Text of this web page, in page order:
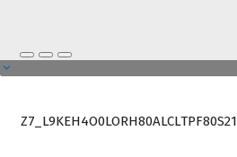
Z7_L9KEH4O0LORH80ALCLTPF80S21